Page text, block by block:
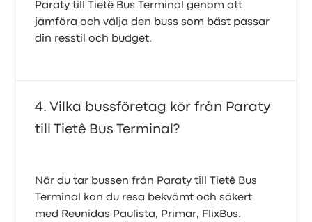
Paraty till Tietê Bus Terminal genom att
jämföra och välja den buss som bäst passar
din resstil och budget.
Vilka bussföretag kör från Paraty
till Tietê Bus Terminal?
När du tar bussen från Paraty till Tietê Bus
Terminal kan du resa bekvämt och säkert
med Reunidas Paulista, Primar, FlixBus.